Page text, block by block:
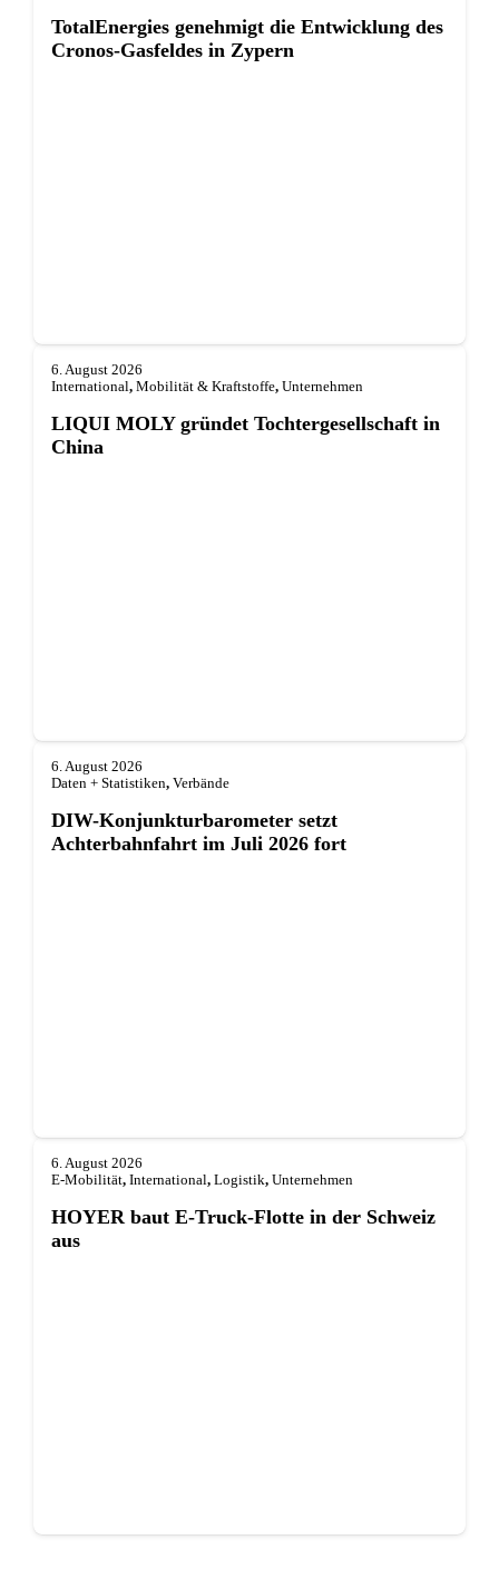
TotalEnergies genehmigt die Entwicklung des
Cronos-Gasfeldes in Zypern
6. August 2026
International, Mobilität & Kraftstoffe, Unternehmen
LIQUI MOLY gründet Tochterge­sellschaft in
China
6. August 2026
Daten + Statistiken, Verbände
DIW-Konjunkturbarometer setzt
Achterbahnfahrt im Juli 2026 fort
6. August 2026
E-Mobilität, International, Logistik, Unternehmen
HOYER baut E-Truck-Flotte in der Schweiz
aus